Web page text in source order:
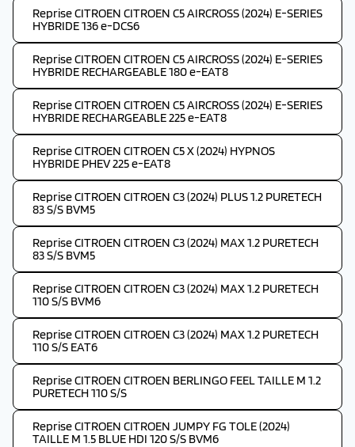
Reprise CITROEN CITROEN C5 AIRCROSS (2024) E-SERIES
HYBRIDE 136 e-DCS6
Reprise CITROEN CITROEN C5 AIRCROSS (2024) E-SERIES
HYBRIDE RECHARGEABLE 180 e-EAT8
Reprise CITROEN CITROEN C5 AIRCROSS (2024) E-SERIES
HYBRIDE RECHARGEABLE 225 e-EAT8
Reprise CITROEN CITROEN C5 X (2024) HYPNOS
HYBRIDE PHEV 225 e-EAT8
Reprise CITROEN CITROEN C3 (2024) PLUS 1.2 PURETECH
83 S/S BVM5
Reprise CITROEN CITROEN C3 (2024) MAX 1.2 PURETECH
83 S/S BVM5
Reprise CITROEN CITROEN C3 (2024) MAX 1.2 PURETECH
110 S/S BVM6
Reprise CITROEN CITROEN C3 (2024) MAX 1.2 PURETECH
110 S/S EAT6
Reprise CITROEN CITROEN BERLINGO FEEL TAILLE M 1.2
PURETECH 110 S/S
Reprise CITROEN CITROEN JUMPY FG TOLE (2024)
TAILLE M 1.5 BLUE HDI 120 S/S BVM6